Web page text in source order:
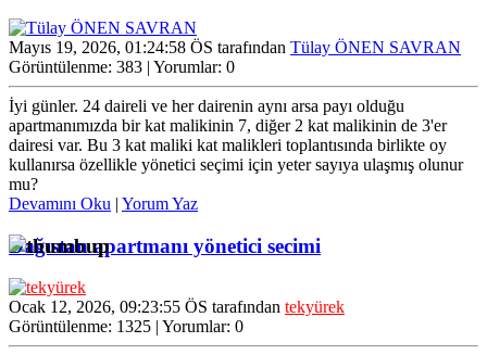
Mayıs 19, 2026, 01:24:58 ÖS tarafından Tülay ÖNEN SAVRAN
Görüntülenme: 383 | Yorumlar: 0
İyi günler. 24 daireli ve her dairenin aynı arsa payı olduğu
apartmanımızda bir kat malikinin 7, diğer 2 kat malikinin de 3'er
dairesi var. Bu 3 kat maliki kat malikleri toplantısında birlikte oy
kullanırsa özellikle yönetici seçimi için yeter sayıya ulaşmış olunur
mu?
Devamını Oku | Yorum Yaz
Dağıstan apartmanı yönetici secimi
Ocak 12, 2026, 09:23:55 ÖS tarafından tekyürek
Görüntülenme: 1325 | Yorumlar: 0